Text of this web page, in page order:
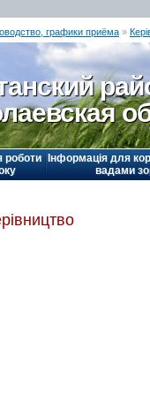
графики приёма »
роботи
Інформація для
вадами